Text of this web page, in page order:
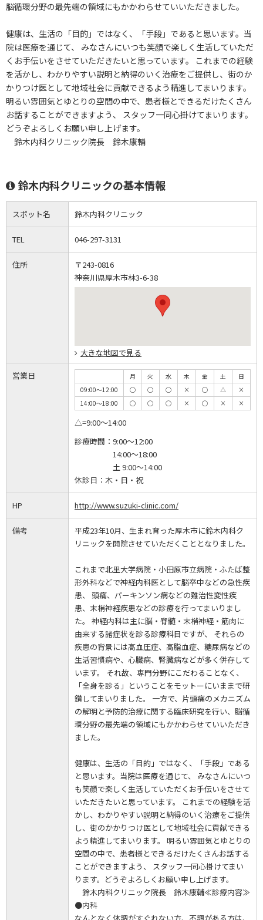
脳循環分野の最先端の領域にもかかわらせていいただきました。
健康は、生活の「目的」ではなく、「手段」であると思います。当
院は医療を通じて、 みなさんにいつも笑顔で楽しく生活していただ
くお手伝いをさせていただきたいと思っています。 これまでの経験
を活かし、わかりやすい説明と納得のいく治療をご提供し、街のか
かりつけ医として地域社会に貢献できるよう精進してまいります。
明るい雰囲気とゆとりの空間の中で、患者様とできるだけたくさん
お話することができますよう、 スタッフ一同心掛けてまいります。
どうぞよろしくお願い申し上げます。
鈴木内科クリニック院長 鈴木康輔
鈴木内科クリニックの基本情報
スポット名 鈴木内科クリニック
TEL 046-297-3131
住所
〒243-0816
神奈川県厚木市林3-6-38
大きな地図で見る
営業日 月 火 水 木 金 土
日
09:00～12:00
◯ ◯ ◯ × ◯ △
×
14:00～18:00
◯ ◯ ◯ × ◯ × ×
△=9:00～14:00
診療時間： 9:00～12:00
14:00～18:00
土 9:00～14:00
休診日： 木・日・祝
HP http://www.suzuki-clinic.com/
備考
平成23年10月、生まれ育った厚木市に鈴木内科ク
リニックを開院させていただくこととなりました。
これまで北里大学病院・小田原市立病院・ふたば整
形外科などで神経内科医として脳卒中などの急性疾
患、 頭痛、パーキンソン病などの難治性変性疾
患、末梢神経疾患などの診療を行ってまいりまし
た。 神経内科は主に脳・脊髄・末梢神経・筋肉に
由来する諸症状を診る診療科目ですが、 それらの
疾患の背景には高血圧症、高脂血症、糖尿病などの
生活習慣病や、心臓病、腎臓病などが多く併存して
います。 それ故、専門分野にこだわることなく、
「全身を診る」ということをモットーにいままで研
鑽してまいりました。 一方で、片頭痛のメカニズム
の解明と予防的治療に関する臨床研究を行い、脳循
環分野の最先端の領域にもかかわらせていいただき
ました。
健康は、生活の「目的」ではなく、「手段」である
と思います。当院は医療を通じて、 みなさんにいつ
も笑顔で楽しく生活していただくお手伝いをさせて
いただきたいと思っています。 これまでの経験を活
かし、わかりやすい説明と納得のいく治療をご提供
し、街のかかりつけ医として地域社会に貢献できる
よう精進してまいります。 明るい雰囲気とゆとりの
空間の中で、患者様とできるだけたくさんお話する
ことができますよう、 スタッフ一同心掛けてまい
ります。どうぞよろしくお願い申し上げます。
鈴木内科クリニック院長 鈴木康輔≪診療内容≫
●内科